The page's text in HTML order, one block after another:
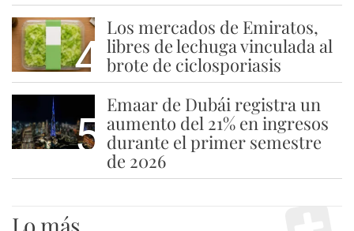
4
Los mercados de Emiratos,
libres de lechuga vinculada al
brote de ciclosporiasis
5
Emaar de Dubái registra un
aumento del 21% en ingresos
durante el primer semestre
de 2026
Lo más